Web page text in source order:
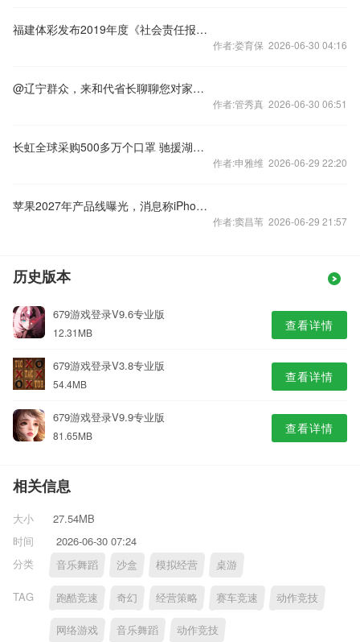
福建体彩发布2019年度《社会责任报告》
作者:娄育保 2026-06-30 04:16
@辽宁群众，来和代省长聊聊您对家乡发展的新期待
作者:管秀真 2026-06-30 06:51
长虹全球采购500多万个口罩 驰援湖北四川等防疫一线
作者:申雅维 2026-06-29 22:20
苹果2027年产品线曝光，消息称iPhone 19 Pro系等已开模测试
作者:窦昌苇 2026-06-29 21:57
历史版本
679游戏登录V9.6专业版
12.31MB 查看详情
679游戏登录V3.8专业版
54.4MB 查看详情
679游戏登录V9.9专业版
81.65MB 查看详情
相关信息
大小
27.54MB
时间
2026-06-30 07:24
分类
音乐舞蹈 沙盒 模拟经营 桌游
TAG 跑酷竞速 奇幻 经营策略 赛车竞速 动作竞技
网络游戏 音乐舞蹈 动作竞技